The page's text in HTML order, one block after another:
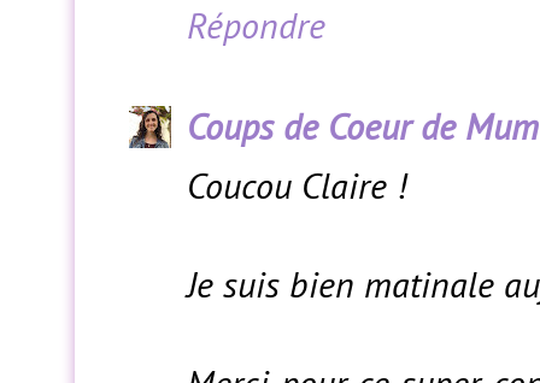
Répondre
Coups de Coeur de
Coucou Claire !
Je suis bien matinale